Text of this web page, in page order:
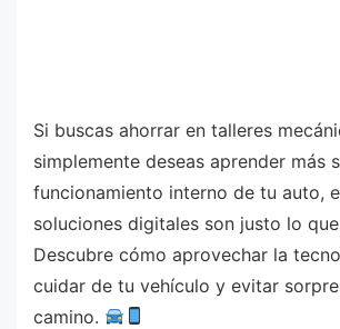
Si buscas ahorrar en talleres
simplemente deseas aprender más
funcionamiento interno de tu auto,
soluciones digitales son justo lo
Descubre cómo aprovechar la
cuidar de tu vehículo y evitar
camino.